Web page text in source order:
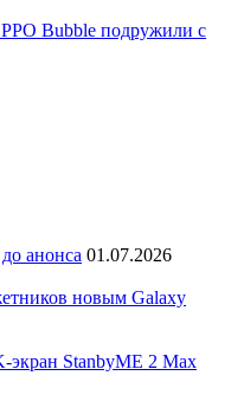
Bubble подружили с
анонса 01.07.2026
новым Galaxy
StanbyME 2 Max